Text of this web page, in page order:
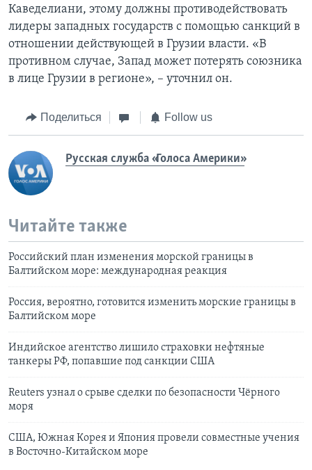
Каведелиани, этому должны противодействовать
лидеры западных государств с помощью санкций в
отношении действующей в Грузии власти. «В
противном случае, Запад может потерять союзника
в лице Грузии в регионе», – уточнил он.
Поделиться Follow us
Русская служба «Голоса Америки»
Читайте также
Российский план изменения морской границы в
Балтийском море: международная реакция
Россия, вероятно, готовится изменить морские границы в
Балтийском море
Индийское агентство лишило страховки нефтяные
танкеры РФ, попавшие под санкции США
Reuters узнал о срыве сделки по безопасности Чёрного
моря
США, Южная Корея и Япония провели совместные учения
в Восточно-Китайском море